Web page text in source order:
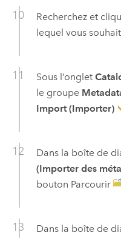
Recherchez et
lequel vous
Sous l’onglet
le groupe
Import (Importer)
Dans la boîte de
(Importer des
bouton Parcourir
Dans la boîte de